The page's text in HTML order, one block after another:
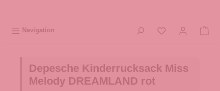
Navigation
Depesche Kinderrucksack Miss
Melody DREAMLAND rot